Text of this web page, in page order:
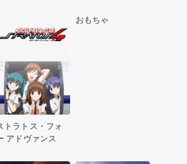
トラトス・フォ
アドヴァンス
おもちゃ